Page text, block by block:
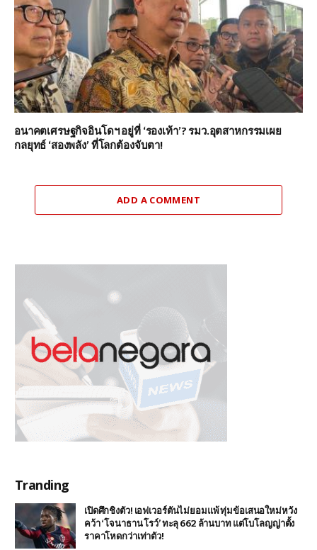
อนาคตเศรษฐกิจอินโดฯ อยู่ที่ ‘รองเท้า’? รมว.อุตสาหกรรมเผย
กลยุทธ์ ‘สองพลัง’ ที่โลกต้องจับตา!
ADD A COMMENT
Tranding
เปิดศึกชิงตัว! เอฟเวอร์ตันไม่ยอมแพ้ ทุ่มข้อเสนอใหม่หวัง
คว้า ‘โจนาธาน โรว์’ ทะลุ 662 ล้านบาท แต่โบโลญญ่าตั้ง
ราคาโหดกว่าเท่าตัว!